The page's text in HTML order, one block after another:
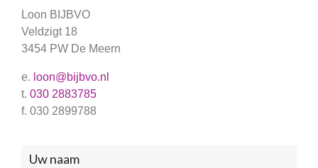
Loon BIJBVO
Veldzigt 18
3454 PW De Meern
e. loon@bijbvo.nl
t. 030 2883785
f. 030 2899788
Neem